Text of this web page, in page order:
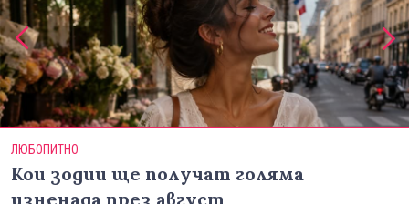
ЛЮБОПИТНО
Кои зодии ще получат голяма
изненада през август